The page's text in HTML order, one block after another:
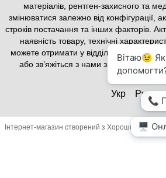
матеріалів, рентген-захисного та
змінюватися залежно від конфігурації,
строків постачання та інших факторів.
наявність товару, технічні
можете отримати у відділі продажів —
або зв’яжіться з нами за телефонами,
«Контакти».
Укр Рус
Інтернет-магазин створений з Хорошоп